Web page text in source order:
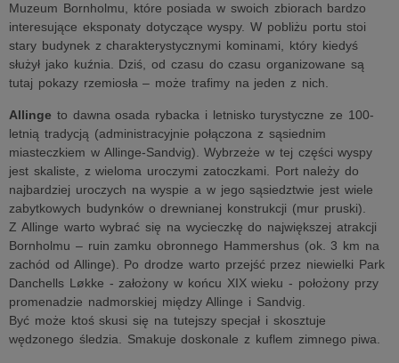
Muzeum Bornholmu, które posiada w swoich zbiorach bardzo
interesujące eksponaty dotyczące wyspy. W pobliżu portu stoi
stary budynek z charakterystycznymi kominami, który kiedyś
służył jako kuźnia. Dziś, od czasu do czasu organizowane są
tutaj pokazy rzemiosła – może trafimy na jeden z nich.
Allinge to dawna osada rybacka i letnisko turystyczne ze 100-
letnią tradycją (administracyjnie połączona z sąsiednim
miasteczkiem w Allinge-Sandvig). Wybrzeże w tej części wyspy
jest skaliste, z wieloma uroczymi zatoczkami. Port należy do
najbardziej uroczych na wyspie a w jego sąsiedztwie jest wiele
zabytkowych budynków o drewnianej konstrukcji (mur pruski).
Z Allinge warto wybrać się na wycieczkę do największej atrakcji
Bornholmu – ruin zamku obronnego Hammershus (ok. 3 km na
zachód od Allinge). Po drodze warto przejść przez niewielki Park
Danchells Løkke - założony w końcu XIX wieku - położony przy
promenadzie nadmorskiej między Allinge i Sandvig.
Być może ktoś skusi się na tutejszy specjał i skosztuje
wędzonego śledzia. Smakuje doskonale z kuflem zimnego piwa.